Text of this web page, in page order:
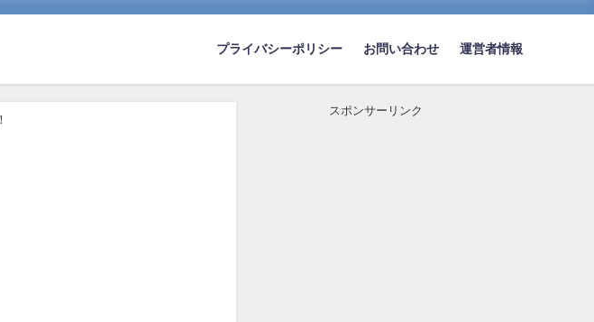
プライバシーポリシー お問い合わせ 運営者情報
スポンサーリンク